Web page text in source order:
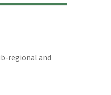
regional and